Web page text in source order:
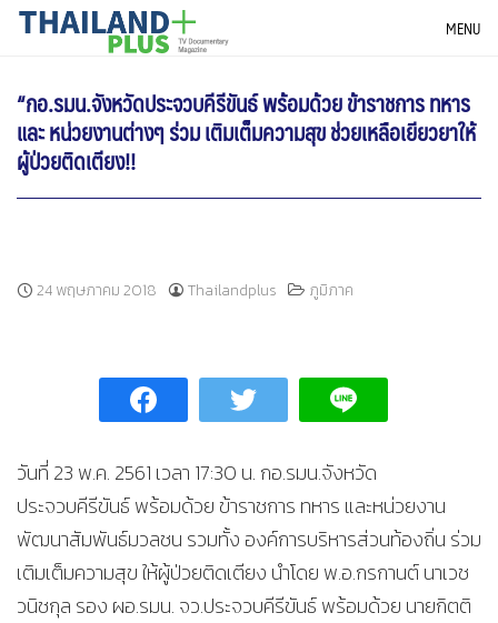
SkipTHAILANDPLUS NEWS MENU
“กอ.รมน.จังหวัดประจวบคีรีขันธ์ พร้อมด้วย ข้าราชการ ทหาร
และ หน่วยงานต่างๆ ร่วม เติมเต็มความสุข ช่วยเหลือเยียวยาให้
ผู้ป่วยติดเตียง!!
24 พฤษภาคม 2018 Thailandplus ภูมิภาค
วันที่ 23 พ.ค. 2561 เวลา 17:30 น. กอ.รมน.จังหวัด
ประจวบคีรีขันธ์ พร้อมด้วย ข้าราชการ ทหาร และหน่วยงาน
พัฒนาสัมพันธ์มวลชน รวมทั้ง องค์การบริหารส่วนท้องถิ่น ร่วม
เติมเต็มความสุข ให้ผู้ป่วยติดเตียง นำโดย พ.อ.กรกานต์ นาเวช
วนิชกุล รอง ผอ.รมน. จว.ประจวบคีรีขันธ์ พร้อมด้วย นายกิตติ